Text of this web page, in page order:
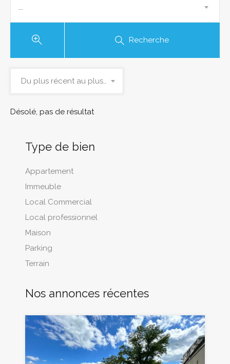
...
Recherche
Du plus récent au plus ancien
Désolé, pas de résultat
Type de bien
Appartement
Immeuble
Local Commercial
Local professionnel
Maison
Parking
Terrain
Nos annonces récentes